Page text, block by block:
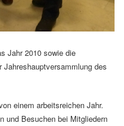
Jahr 2010 sowie die
des
einem arbeitsreichen Jahr.
und Besuchen bei Mitgliedern